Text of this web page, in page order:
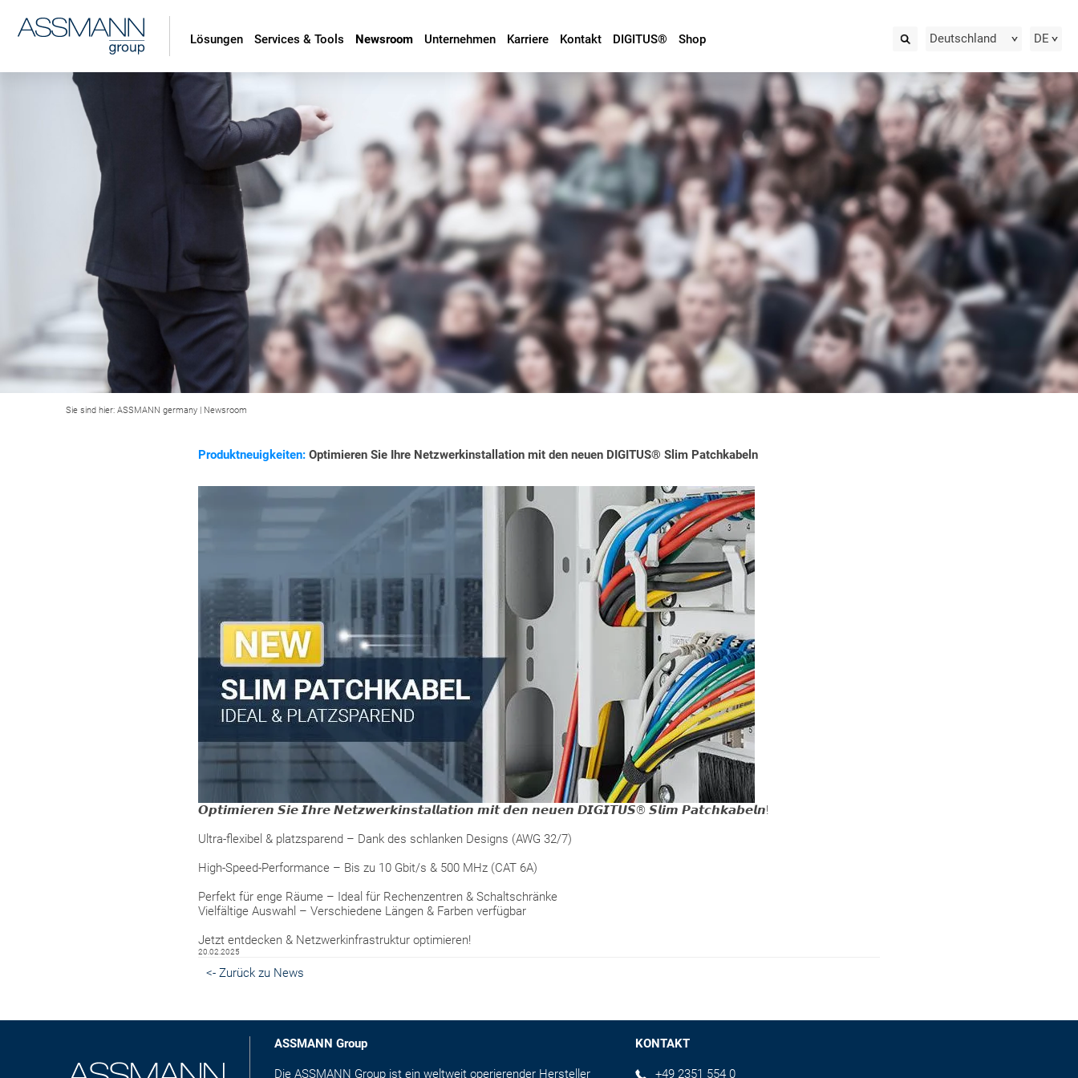
Deutschland DE
Lösungen Services & Tools Newsroom Unternehmen Karriere Kontakt DIGITUS® Shop
Sie sind hier: ASSMANN germany | Newsroom
Produktneuigkeiten: Optimieren Sie Ihre Netzwerkinstallation mit den neuen DIGITUS® Slim Patchkabeln
𝙊𝙥𝙩𝙞𝙢𝙞𝙚𝙧𝙚𝙣 𝙎𝙞𝙚 𝙄𝙝𝙧𝙚 𝙉𝙚𝙩𝙯𝙬𝙚𝙧𝙠𝙞𝙣𝙨𝙩𝙖𝙡𝙡𝙖𝙩𝙞𝙤𝙣 𝙢𝙞𝙩 𝙙𝙚𝙣 𝙣𝙚𝙪𝙚𝙣 𝘿𝙄𝙂𝙄𝙏𝙐𝙎® 𝙎𝙡𝙞𝙢 𝙋𝙖𝙩𝙘𝙝𝙠𝙖𝙗𝙚𝙡𝙣!
Ultra-flexibel & platzsparend – Dank des schlanken Designs (AWG 32/7)
High-Speed-Performance – Bis zu 10 Gbit/s & 500 MHz (CAT 6A)
Perfekt für enge Räume – Ideal für Rechenzentren & Schaltschränke
Vielfältige Auswahl – Verschiedene Längen & Farben verfügbar
Jetzt entdecken & Netzwerkinfrastruktur optimieren!
20.02.2025
<- Zurück zu News
ASSMANN Group
Die ASSMANN Group ist ein weltweit operierender Hersteller
KONTAKT
+49 2351 554 0